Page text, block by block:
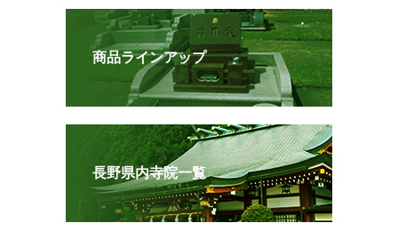
商品ラインアップ
長野県内寺院一覧